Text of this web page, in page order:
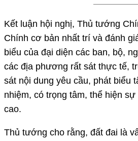
Kết luận hội nghị, Thủ tướng
Chính cơ bản nhất trí và đánh
biểu của đại diện các ban, bộ,
các địa phương rất sát thực tế,
sát nội dung yêu cầu, phát biểu
nhiệm, có trọng tâm, thể hiện
cao.
Thủ tướng cho rằng, đất đai là